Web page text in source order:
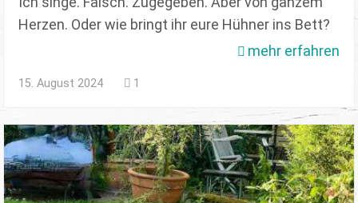
Herzen. Oder wie bringt ihr eure Hühner ins Bett?
mehr erfahren
15. August 2024 1